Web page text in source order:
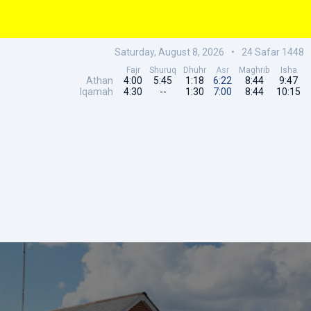
Saturday, August 8, 2026 • 24Safar 1448
Athan
Iqamah
Fajr
4:00
4:30
Shuruq
5:45
--
Dhuhr
1:18
1:30
Asr
6:22
7:00
Maghrib
8:44
8:44
Isha
9:47
10:15